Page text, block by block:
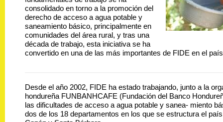
consolidado en torno a la promoción del
derecho de acceso a agua potable y
saneamiento básico, principalmente en
comunidades del área rural, y tras una
década de trabajo, esta iniciativa se ha
convertido en una de las más importantes de FIDE en el
Desde el año 2002, FIDE ha estado trabajando, junto a la
hondureña FUNBANHCAFE (Fundación del Banco
las dificultades de acceso a agua potable y sanea- miento
dos de los 18 departamentos en los que se estructura el